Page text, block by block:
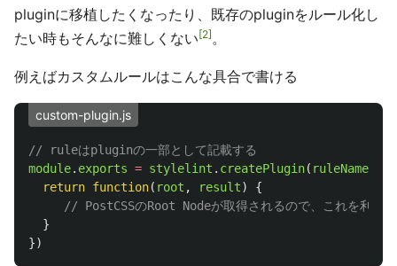
pluginに移植したくなったり、既存のpluginをルール化し
たい時もそんなに難しくない 2 。
例えばカスタムルールはこんな具合で書ける
custom-plugin.js
// ruleはpluginの一部として記載する
module. exports = stylelint . createPlugin( ruleName
return function( root , result)
{
// PostCSSのRoot Nodeが取得されるので、これを利用
}
})